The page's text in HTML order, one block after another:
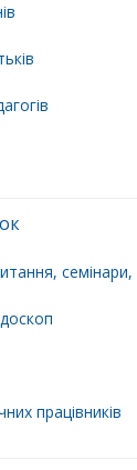
семінари,
працівників